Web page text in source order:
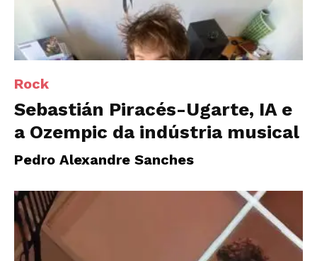
Rock
Sebastián Piracés-Ugarte, IA e
a Ozempic da indústria musical
Pedro Alexandre Sanches